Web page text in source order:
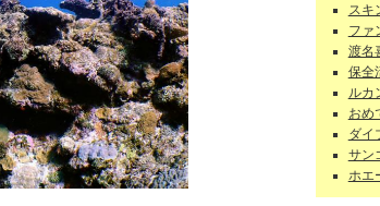
スキ
ファ
渡名
保全
ルカ
おめ
ダイ
サン
ホエ